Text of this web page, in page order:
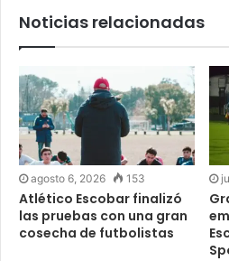
Noticias relacionadas
agosto 6, 2026 153
Atlético Escobar finalizó
las pruebas con una gran
cosecha de futbolistas